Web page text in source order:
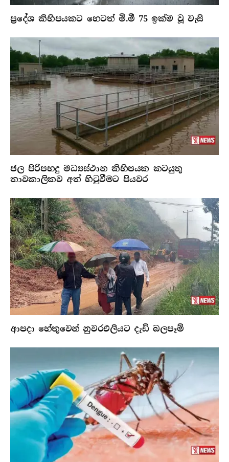
ප්‍රදේශ කිහිපයකට හෙටත් මි.මී 75 ඉක්ම වූ වැසි
ජල පිරිපහදු මධ්‍යස්ථාන කිහිපයක කටයුතු
තාවකාලිකව අත් හිටුවීමට පියවර
ආපදා හේතුවෙන් නුවරඑලියට දැඩි බලපෑම්